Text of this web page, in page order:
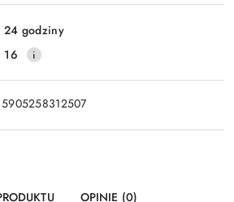
Wyślij
24 godziny
16
5905258312507
OPINIE (0)